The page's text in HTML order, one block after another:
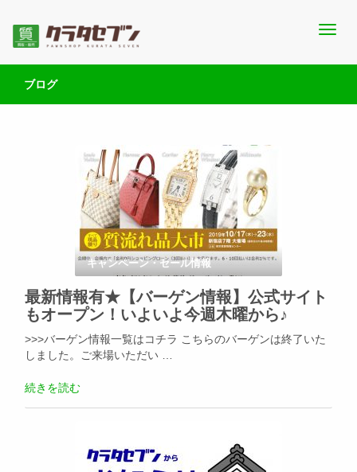
池袋の質屋クラタセブン 公式BLOG
績・販売商品情報や雑記をお届けします。
ブログ
キャンペーン・セール情報
最新情報有★【バーゲン情報】公式サイト
もオープン！いよいよ今週木曜から♪
>>>バーゲン情報一覧はコチラ こちらのバーゲンは終了いた
しました。ご来場いただい …
続きを読む